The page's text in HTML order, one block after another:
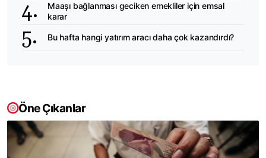
Maaşı bağlanması geciken emekliler için emsal
karar
Bu hafta hangi yatırım aracı daha çok kazandırdı?
Öne Çıkanlar